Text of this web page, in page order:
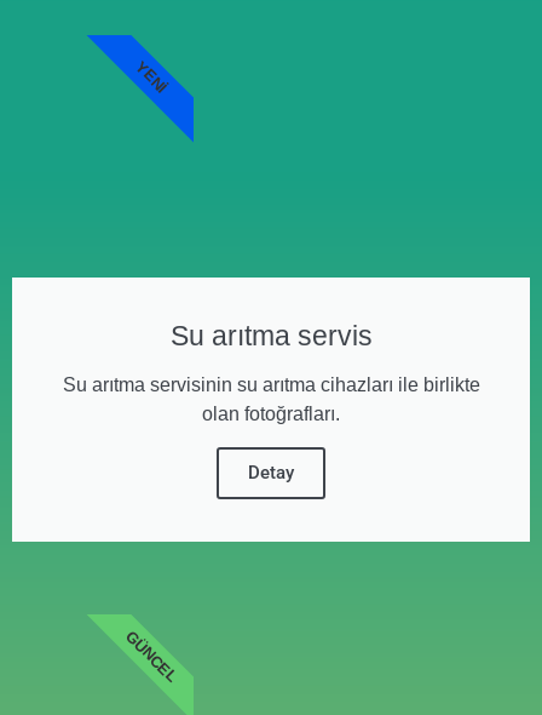
Su arıtma servis
Su arıtma servisinin su arıtma cihazları ile birlikte
olan fotoğrafları.
Detay
YENI
GÜNCEL